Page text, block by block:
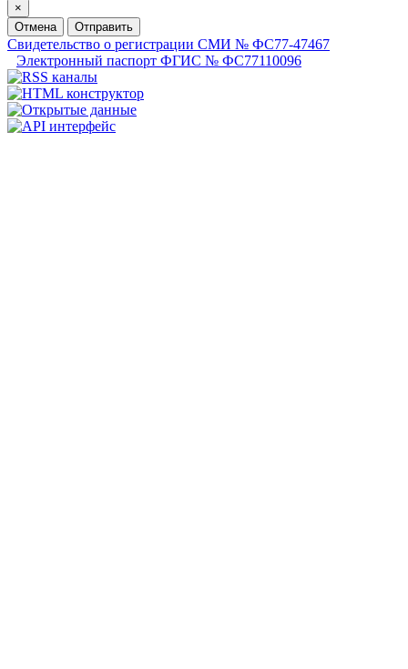
×
Отмена
Отправить
Свидетельство о регистрации СМИ № ФС77-47467
Электронный паспорт ФГИС № ФС77110096